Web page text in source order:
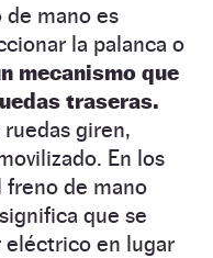
mano es
la palanca o
mecanismo que
traseras.
giren,
En los
freno de mano
que se
en lugar